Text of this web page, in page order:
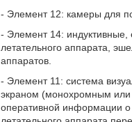
- Элемент 12: камеры для
- Элемент 14: индуктивные,
летательного аппарата,
аппаратов.
- Элемент 11: система
экраном (монохромным или
оперативной информации